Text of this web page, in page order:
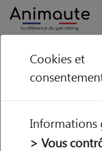
Animaute Occitanie
Cookies et
Informations
> Vous